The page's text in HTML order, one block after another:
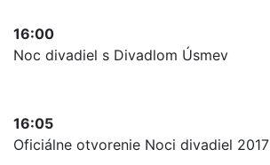
16:00
Noc divadiel s Divadlom Úsmev
16:05
Oficiálne otvorenie Noci divadiel 2017